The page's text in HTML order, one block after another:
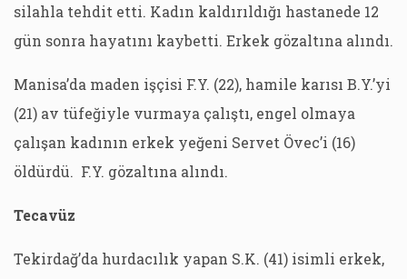
silahla tehdit etti. Kadın kaldırıldığı hastanede 12
gün sonra hayatını kaybetti. Erkek gözaltına alındı.
Manisa’da maden işçisi F.Y. (22), hamile karısı B.Y.’yi
(21) av tüfeğiyle vurmaya çalıştı, engel olmaya
çalışan kadının erkek yeğeni Servet Övec’i (16)
öldürdü. F.Y. gözaltına alındı.
Tecavüz
Tekirdağ’da hurdacılık yapan S.K. (41) isimli erkek,